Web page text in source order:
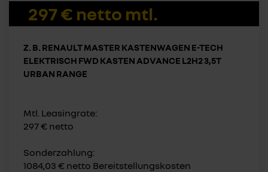
297 € netto mtl.
Z. B. RENAULT MASTER KASTENWAGEN E-TECH
ELEKTRISCH FWD KASTEN ADVANCE L2H2 3,5T
URBAN RANGE
Mtl. Leasingrate:
297 € netto
Sonderzahlung:
1084,03 € netto Bereitstellungskosten